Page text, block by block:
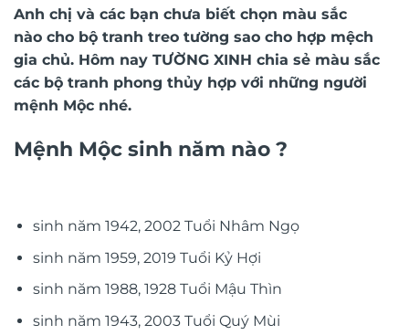
Anh chị và các bạn chưa biết chọn màu sắc
nào cho bộ tranh treo tường sao cho hợp mệch
gia chủ. Hôm nay TƯỜNG XINH chia sẻ màu sắc
các bộ tranh phong thủy hợp với những người
mệnh Mộc nhé.
Mệnh Mộc sinh năm nào ?
sinh năm 1942, 2002 Tuổi Nhâm Ngọ
sinh năm 1959, 2019 Tuổi Kỷ Hợi
sinh năm 1988, 1928 Tuổi Mậu Thìn
sinh năm 1943, 2003 Tuổi Quý Mùi